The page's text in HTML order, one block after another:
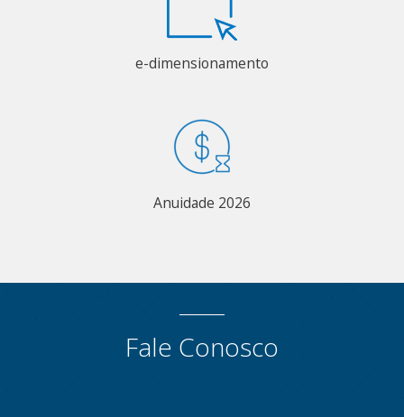
e-dimensionamento
Anuidade 2026
Fale Conosco